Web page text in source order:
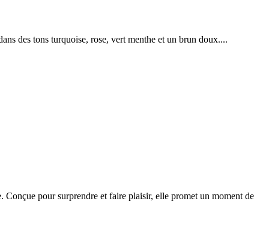
des tons turquoise, rose, vert menthe et un brun doux....
pour surprendre et faire plaisir, elle promet un moment de